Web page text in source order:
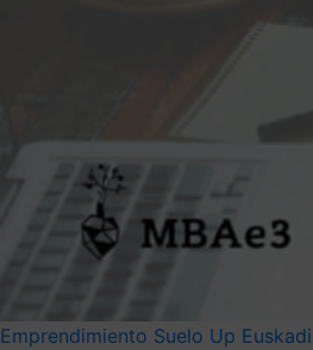
Emprendimiento Suelo Up Euskadi